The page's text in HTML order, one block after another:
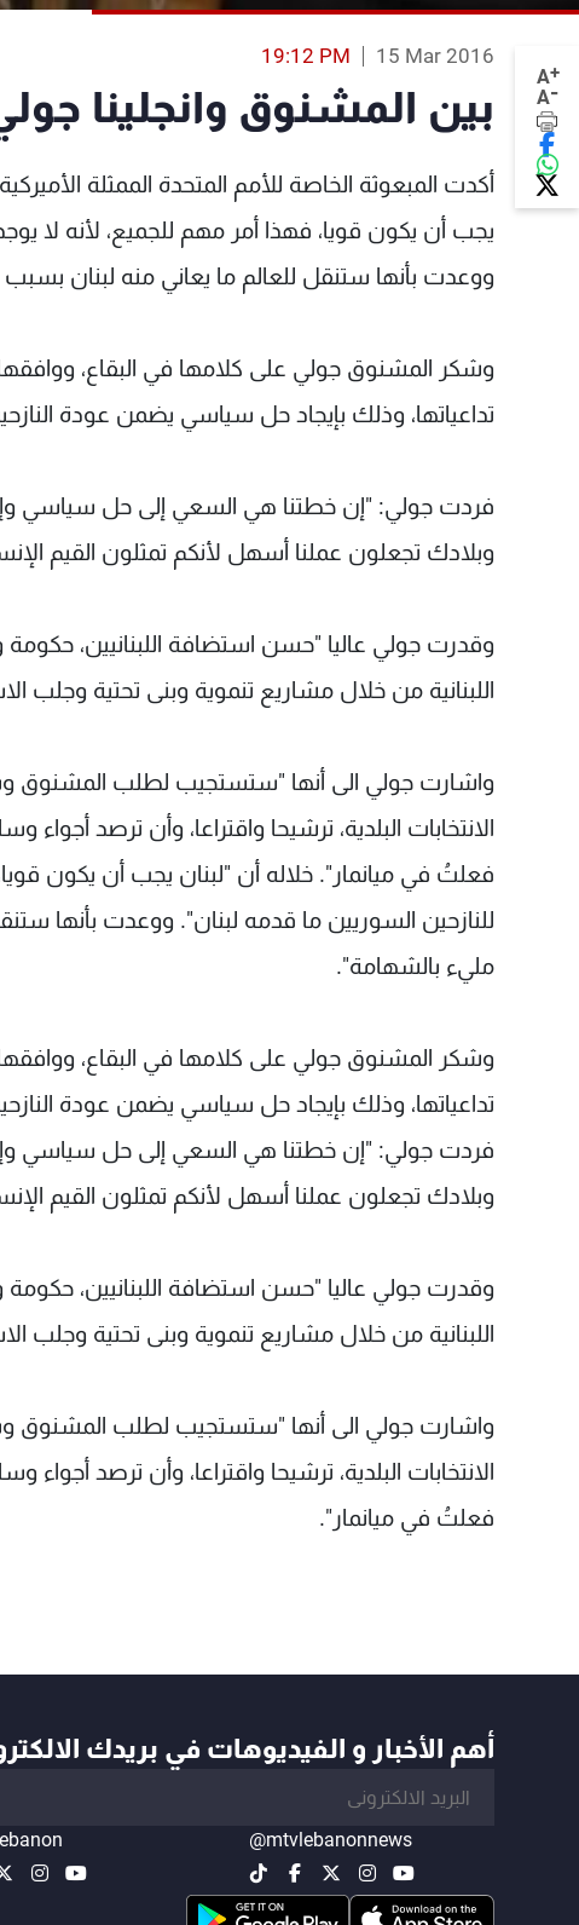
A+
A-
15 Mar 2016
19:12 PM
بين المشنوق وانجلينا
أكدت المبعوثة الخاصة للأمم المتحدة الممثلة
يجب أن يكون قويا، فهذا أمر مهم للجميع، لأنه لا
ووعدت بأنها ستنقل للعالم ما يعاني منه لبنان
وشكر المشنوق جولي على كلامها في البقاع،
تداعياتها، وذلك بإيجاد حل سياسي يضمن عودة
فردت جولي: "إن خطتنا هي السعي إلى حل سياسي
وبلادك تجعلون عملنا أسهل لأنكم تمثلون القيم
وقدرت جولي عاليا "حسن استضافة اللبنانيين،
اللبنانية من خلال مشاريع تنموية وبنى تحتية وجلب
واشارت جولي الى أنها "ستستجيب لطلب المشنوق
الانتخابات البلدية، ترشيحا واقتراعا، وأن ترصد
فعلتُ في ميانمار". خلاله أن "لبنان يجب أن يكون
للنازحين السوريين ما قدمه لبنان". ووعدت بأنها
مليء بالشهامة".
وشكر المشنوق جولي على كلامها في البقاع،
تداعياتها، وذلك بإيجاد حل سياسي يضمن عودة
فردت جولي: "إن خطتنا هي السعي إلى حل سياسي
وبلادك تجعلون عملنا أسهل لأنكم تمثلون القيم
وقدرت جولي عاليا "حسن استضافة اللبنانيين،
اللبنانية من خلال مشاريع تنموية وبنى تحتية وجلب
واشارت جولي الى أنها "ستستجيب لطلب المشنوق
الانتخابات البلدية، ترشيحا واقتراعا، وأن ترصد
فعلتُ في ميانمار".
أهم الأخبار و الفيديوهات في بريدك
@mtvlebanonnews